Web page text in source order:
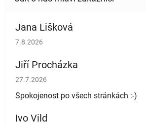
Jana Lišková
Hodnocení obchodu je 5 z 5 hvězdiček.
7.8.2026
Jiří Procházka
Hodnocení obchodu je 5 z 5 hvězdiček.
27.7.2026
Spokojenost po všech stránkách :-)
Ivo Vild